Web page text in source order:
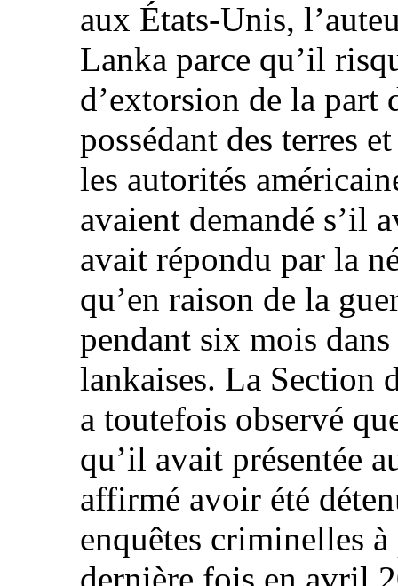
aux États‑Unis,
Lanka parce qu’il
d’extorsion de la part
possédant des terres
les autorités
avaient demandé s’il
avait répondu par la
qu’en raison de la
pendant six mois
lankaises. La Section
a toutefois observé
qu’il avait présentée
affirmé avoir été
enquêtes criminelles